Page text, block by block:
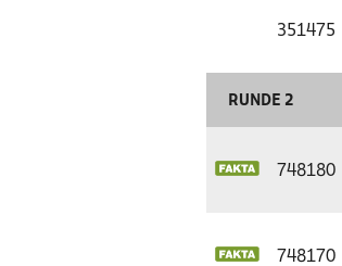
351475
RUNDE 2
748180
748170